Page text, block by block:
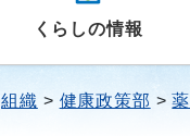
くらしの情報
組織 健康政策部